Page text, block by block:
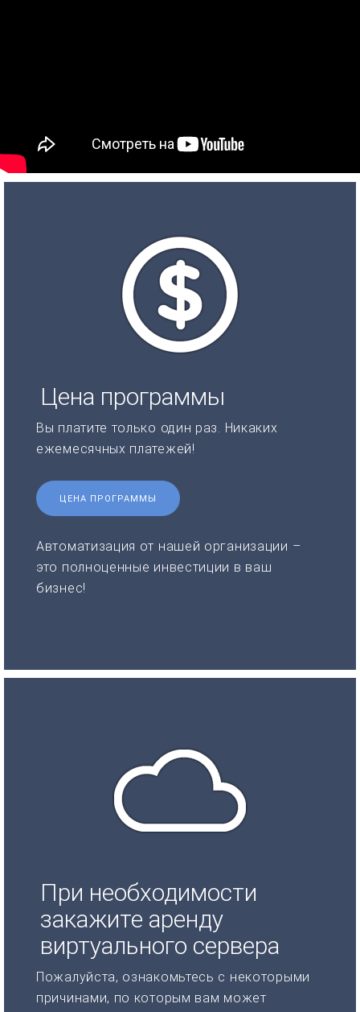
Цена программы
Вы платите только один раз. Никаких
ежемесячных платежей!
ЦЕНА ПРОГРАММЫ
Автоматизация от нашей организации –
это полноценные инвестиции в ваш
бизнес!
При необходимости
закажите аренду
виртуального сервера
Пожалуйста, ознакомьтесь с некоторыми
причинами, по которым вам может